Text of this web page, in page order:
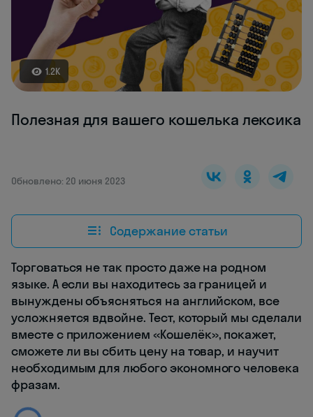
1.2K
Полезная для вашего кошелька лексика
Обновлено: 20 июня 2023
Содержание статьи
Торговаться не так просто даже на родном
языке. А если вы находитесь за границей и
вынуждены объясняться на английском, все
усложняется вдвойне. Тест, который мы сделали
вместе с приложением «Кошелёк», покажет,
сможете ли вы сбить цену на товар, и научит
необходимым для любого экономного человека
фразам.